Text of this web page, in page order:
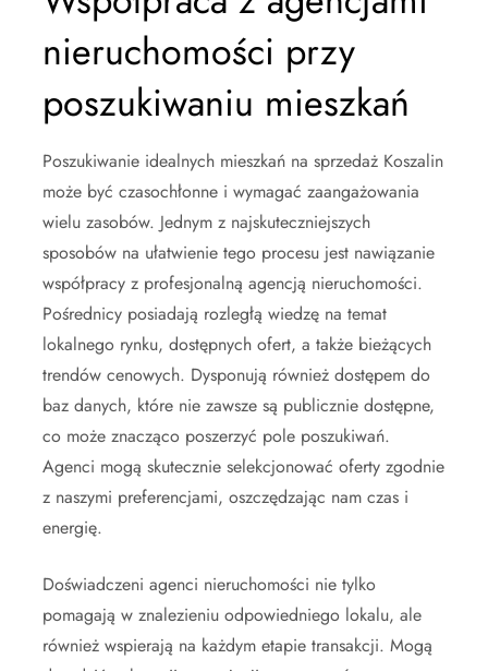
nieruchomości przy
poszukiwaniu mieszkań
Poszukiwanie idealnych mieszkań na sprzedaż Koszalin
może być czasochłonne i wymagać zaangażowania
wielu zasobów. Jednym z najskuteczniejszych
sposobów na ułatwienie tego procesu jest nawiązanie
współpracy z profesjonalną agencją nieruchomości.
Pośrednicy posiadają rozległą wiedzę na temat
lokalnego rynku, dostępnych ofert, a także bieżących
trendów cenowych. Dysponują również dostępem do
baz danych, które nie zawsze są publicznie dostępne,
co może znacząco poszerzyć pole poszukiwań.
Agenci mogą skutecznie selekcjonować oferty zgodnie
z naszymi preferencjami, oszczędzając nam czas i
energię.
Doświadczeni agenci nieruchomości nie tylko
pomagają w znalezieniu odpowiedniego lokalu, ale
również wspierają na każdym etapie transakcji. Mogą